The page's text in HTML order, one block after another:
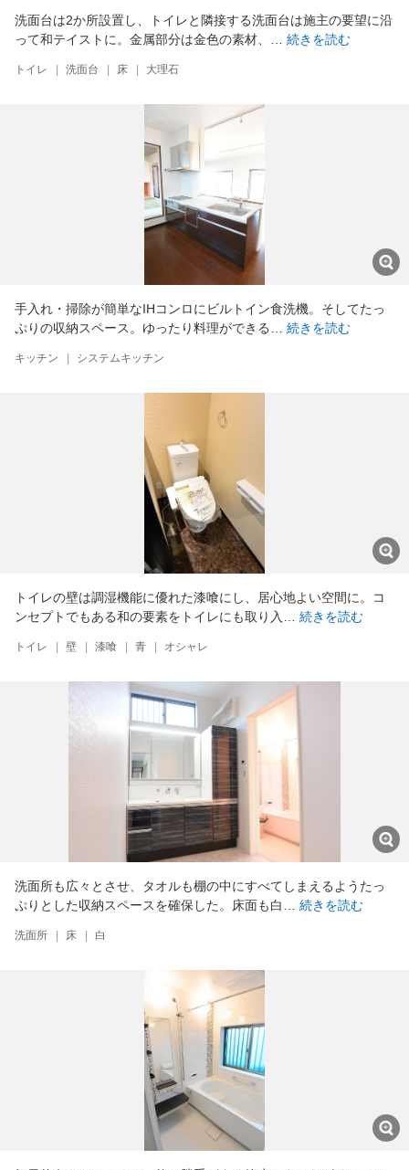
洗面台は2か所設置し、トイレと隣接する洗面台は施主の要望に沿
って和テイストに。金属部分は金色の素材、… 続きを読む
トイレ 洗面台 床 大理石
手入れ・掃除が簡単なIHコンロにビルトイン食洗機。そしてたっ
ぷりの収納スペース。ゆったり料理ができる… 続きを読む
キッチン システムキッチン
トイレの壁は調湿機能に優れた漆喰にし、居心地よい空間に。コ
ンセプトでもある和の要素をトイレにも取り入… 続きを読む
トイレ 壁 漆喰 青 オシャレ
洗面所も広々とさせ、タオルも棚の中にすべてしまえるようたっ
ぷりとした収納スペースを確保した。床面も白… 続きを読む
洗面所 床 白